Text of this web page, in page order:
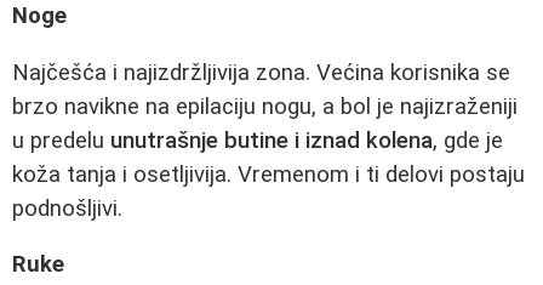
Noge
Najčešća i najizdržljivija zona. Većina korisnika se
brzo navikne na epilaciju nogu, a bol je najizraženiji
u predelu unutrašnje butine i iznad kolena, gde je
koža tanja i osetljivija. Vremenom i ti delovi postaju
podnošljivi.
Ruke